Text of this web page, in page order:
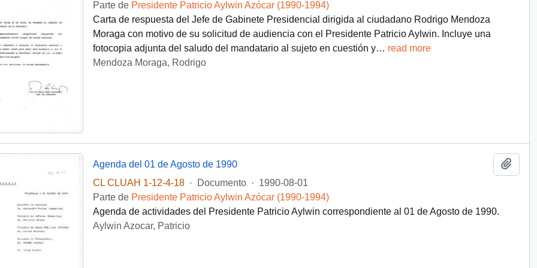
Parte de Presidente Patricio Aylwin Azócar (1990-1994)
Carta de respuesta del Jefe de Gabinete Presidencial dirigida al ciudadano Rodrigo Mendoza
Moraga con motivo de su solicitud de audiencia con el Presidente Patricio Aylwin. Incluye una
fotocopia adjunta del saludo del mandatario al sujeto en cuestión y… read more
Mendoza Moraga, Rodrigo
Agenda del 01 de Agosto de 1990
CL CLUAH 1-12-4-18
· Documento · 1990-08-01
Parte de Presidente Patricio Aylwin Azócar (1990-1994)
Agenda de actividades del Presidente Patricio Aylwin correspondiente al 01 de Agosto de 1990.
Aylwin Azocar, Patricio